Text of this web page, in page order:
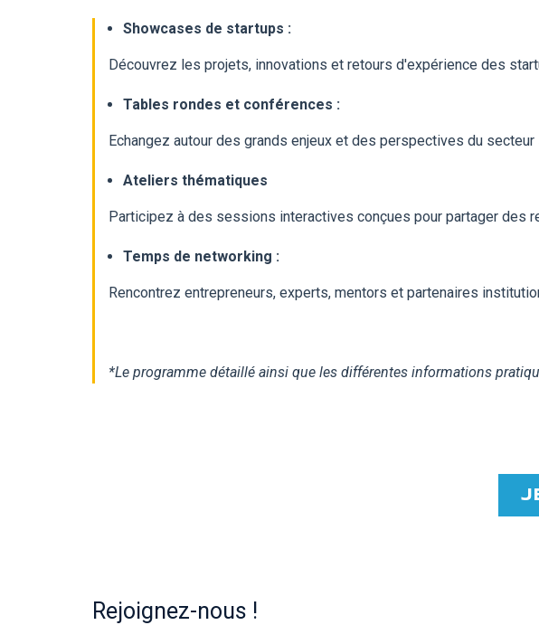
Showcases de startups :
Découvrez les projets, innovations et retours d'expérience des
Tables rondes et conférences :
Echangez autour des grands enjeux et des perspectives du
Ateliers thématiques
Participez à des sessions interactives conçues pour partager des
Temps de networking :
Rencontrez entrepreneurs, experts, mentors et partenaires
*Le programme détaillé ainsi que les différentes informations
Rejoignez-nous !